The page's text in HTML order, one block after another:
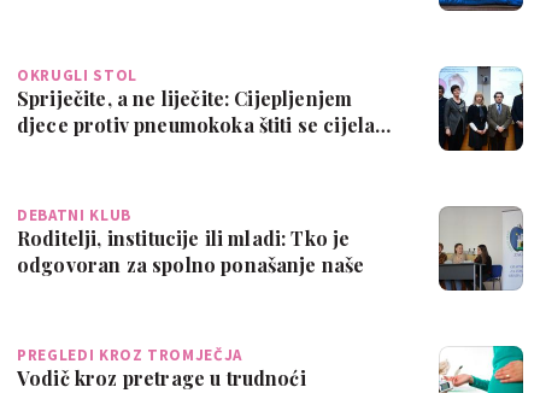
OKRUGLI STOL
Spriječite, a ne liječite: Cijepljenjem
djece protiv pneumokoka štiti se cijela…
DEBATNI KLUB
Roditelji, institucije ili mladi: Tko je
odgovoran za spolno ponašanje naše
PREGLEDI KROZ TROMJEČJA
Vodič kroz pretrage u trudnoći